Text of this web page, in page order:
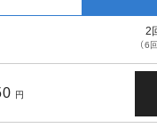
2
（6
円